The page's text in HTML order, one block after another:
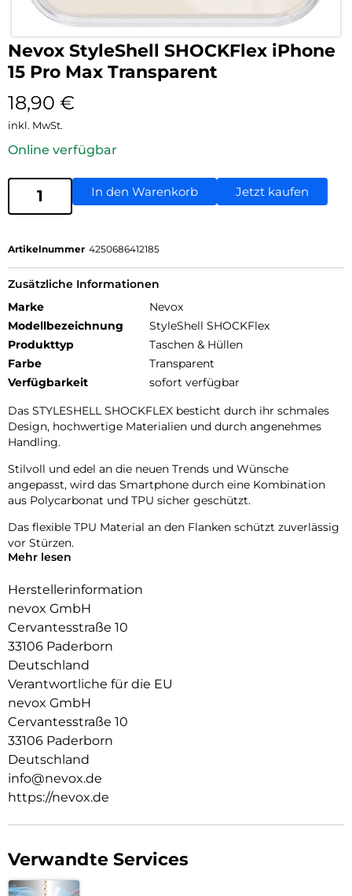
Nevox StyleShell SHOCKFlex iPhone
15 Pro Max Transparent
18,90 €
inkl. MwSt.
Online verfügbar
In den Warenkorb Jetzt kaufen
Artikelnummer 4250686412185
Zusätzliche Informationen
Marke
Nevox
Modellbezeichnung
StyleShell SHOCKFlex
Produkttyp
Taschen & Hüllen
Farbe
Transparent
Verfügbarkeit
sofort verfügbar
Das STYLESHELL SHOCKFLEX besticht durch ihr schmales
Design, hochwertige Materialien und durch angenehmes
Handling.
Stilvoll und edel an die neuen Trends und Wünsche
angepasst, wird das Smartphone durch eine Kombination
aus Polycarbonat und TPU sicher geschützt.
Das flexible TPU Material an den Flanken schützt zuverlässig
vor Stürzen.
Durch das verwendete Material ist diese komplett
Transparent und bringt jegliche Farbe des Smartphones,
passend zur Geltung.
Die Anschlüsse, Knöpfe und Kamera bleiben voll zugänglich.
Hochwertiges Schmutzabweisendes Material und
Schockproof durch eingearbeitete Luftpolster in den Ecken.
Mehr lesen
Herstellerinformation
nevox GmbH
Cervantesstraße 10
33106 Paderborn
Deutschland
Verantwortliche für die EU
nevox GmbH
Cervantesstraße 10
33106 Paderborn
Deutschland
info@nevox.de
https://nevox.de
Verwandte Services